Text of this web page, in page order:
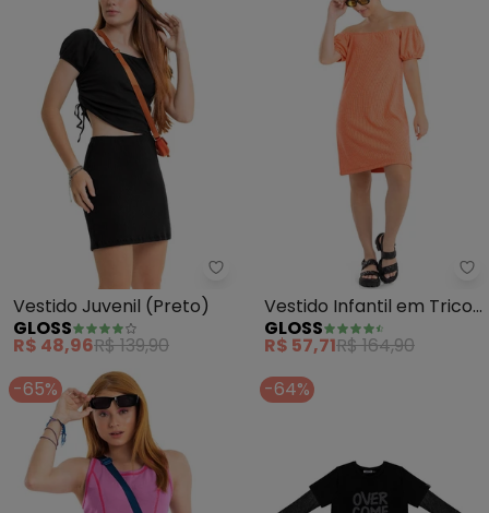
Gloss - Vestido Juvenil (Preto)
Vestido Juvenil (Preto)
GLOSS
R$ 48,96R$ 139,90
Vestido Infantil em Tricot
(Laranja)
GLOSS
R$ 57,71R$ 164,90
-65%
-64%